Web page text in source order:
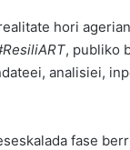
hori
, publiko
analisiei,
fase